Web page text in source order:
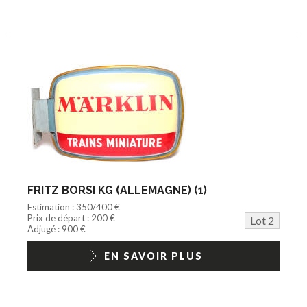
FRITZ BORSI KG (ALLEMAGNE) (1)
Estimation : 350/400 €
Prix de départ : 200 €
Lot 2
Adjugé : 900 €
EN SAVOIR PLUS